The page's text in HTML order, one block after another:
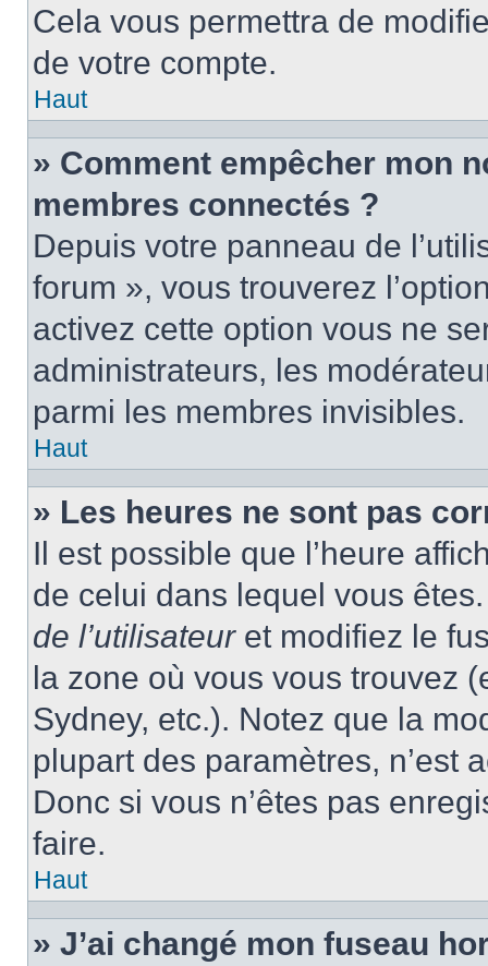
Cela vous permettra de
de votre compte.
Haut
» Comment empêcher mon
membres connectés ?
Depuis votre panneau de
forum », vous trouverez
activez cette option vous ne
administrateurs, les
parmi les membres invisibles.
Haut
» Les heures ne sont pas
Il est possible que l’heure
de celui dans lequel vous
de l’utilisateuret modifiez le
la zone où vous vous trouvez
Sydney, etc.). Notez que la
plupart des paramètres, n’est
Donc si vous n’êtes pas
faire.
Haut
» J’ai changé mon fuseau